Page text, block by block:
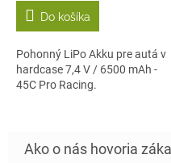
Do košíka
Pohonný LiPo Akku pre autá v
hardcase 7,4 V / 6500 mAh -
45C Pro Racing.